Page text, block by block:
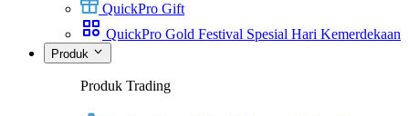
QuickPro Gift
QuickPro Gold Festival Spesial Hari Kemerdekaan
Produk
Produk Trading